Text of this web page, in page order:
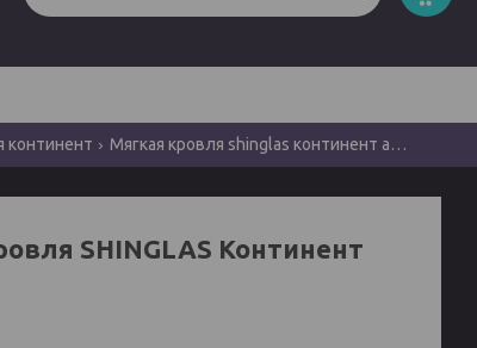
континент Мягкая кровля shinglas континент африка
SHINGLAS Континент